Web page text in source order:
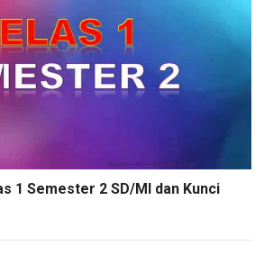
1 Semester 2 SD/MI dan Kunci